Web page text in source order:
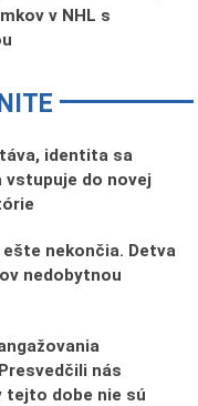
v NHL s
identita sa
vstupuje do novej
nekončia. Detva
nedobytnou
nás
tejto dobe nie sú